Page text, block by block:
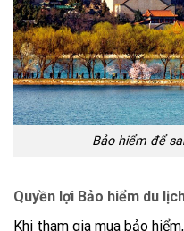
Bảo hiểm để
Quyền lợi Bảo hiểm du
Khi tham gia mua bảo